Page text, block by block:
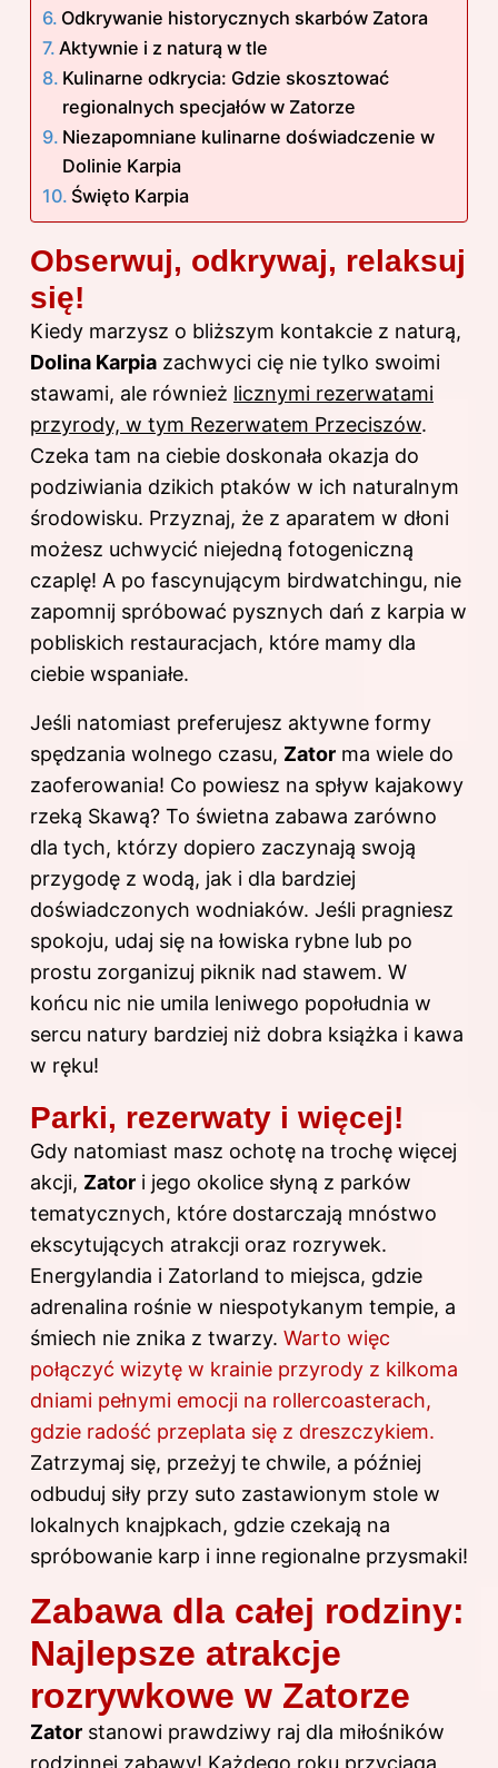
Odkrywanie historycznych skarbów Zatora
Aktywnie i z naturą w tle
Kulinarne odkrycia: Gdzie skosztować
regionalnych specjałów w Zatorze
Niezapomniane kulinarne doświadczenie w
Dolinie Karpia
Święto Karpia
Obserwuj, odkrywaj, relaksuj
się!
Kiedy marzysz o bliższym kontakcie z naturą,
Dolina Karpia zachwyci cię nie tylko swoimi
stawami, ale również licznymi rezerwatami
przyrody, w tym Rezerwatem Przeciszów.
Czeka tam na ciebie doskonała okazja do
podziwiania dzikich ptaków w ich naturalnym
środowisku. Przyznaj, że z aparatem w dłoni
możesz uchwycić niejedną fotogeniczną
czaplę! A po fascynującym birdwatchingu, nie
zapomnij spróbować pysznych dań z karpia w
pobliskich restauracjach, które mamy dla
ciebie wspaniałe.
Jeśli natomiast preferujesz aktywne formy
spędzania wolnego czasu, Zator ma wiele do
zaoferowania! Co powiesz na spływ kajakowy
rzeką Skawą? To świetna zabawa zarówno
dla tych, którzy dopiero zaczynają swoją
przygodę z wodą, jak i dla bardziej
doświadczonych wodniaków. Jeśli pragniesz
spokoju, udaj się na łowiska rybne lub po
prostu zorganizuj piknik nad stawem. W
końcu nic nie umila leniwego popołudnia w
sercu natury bardziej niż dobra książka i kawa
w ręku!
Parki, rezerwaty i więcej!
Gdy natomiast masz ochotę na trochę więcej
akcji, Zator i jego okolice słyną z parków
tematycznych, które dostarczają mnóstwo
ekscytujących atrakcji oraz rozrywek.
Energylandia i Zatorland to miejsca, gdzie
adrenalina rośnie w niespotykanym tempie, a
śmiech nie znika z twarzy. Warto więc
połączyć wizytę w krainie przyrody z kilkoma
dniami pełnymi emocji na rollercoasterach,
gdzie radość przeplata się z dreszczykiem.
Zatrzymaj się, przeżyj te chwile, a później
odbuduj siły przy suto zastawionym stole w
lokalnych knajpkach, gdzie czekają na
spróbowanie karp i inne regionalne przysmaki!
Zabawa dla całej rodziny:
Najlepsze atrakcje
rozrywkowe w Zatorze
Zator stanowi prawdziwy raj dla miłośników
rodzinnej zabawy! Każdego roku przyciąga